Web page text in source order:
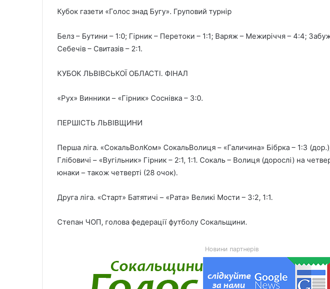
Кубок газети «Голос знад Бугу». Груповий турнір
Белз – Бутини – 1:0; Гірник – Перетоки – 1:1; Варяж – Межиріччя – 4:4;
Себечів – Свитазів – 2:1.
КУБОК ЛЬВІВСЬКОЇ ОБЛАСТІ. ФІНАЛ
«Рух» Винники – «Гірник» Соснівка – 3:0.
ПЕРШІСТЬ ЛЬВІВЩИНИ
Перша ліга. «СокальВолКом» СокальВолиця – «Галичина» Бібрка – 1:3
Глібовичі – «Вугільник» Гірник – 2:1, 1:1. Сокаль – Волиця (дорослі) на
юнаки – також четверті (28 очок).
Друга ліга. «Старт» Батятичі – «Рата» Великі Мости – 3:2, 1:1.
Степан ЧОП, голова федерації футболу Сокальщини.
Новини партнерів
У Львові
автобусах: